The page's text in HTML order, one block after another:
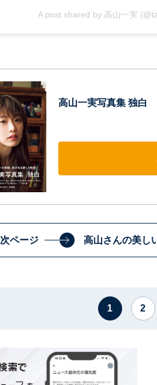
A post shared by 高山一実
高山一実写真集 独白
次ページ 高山さんの美し
1 2